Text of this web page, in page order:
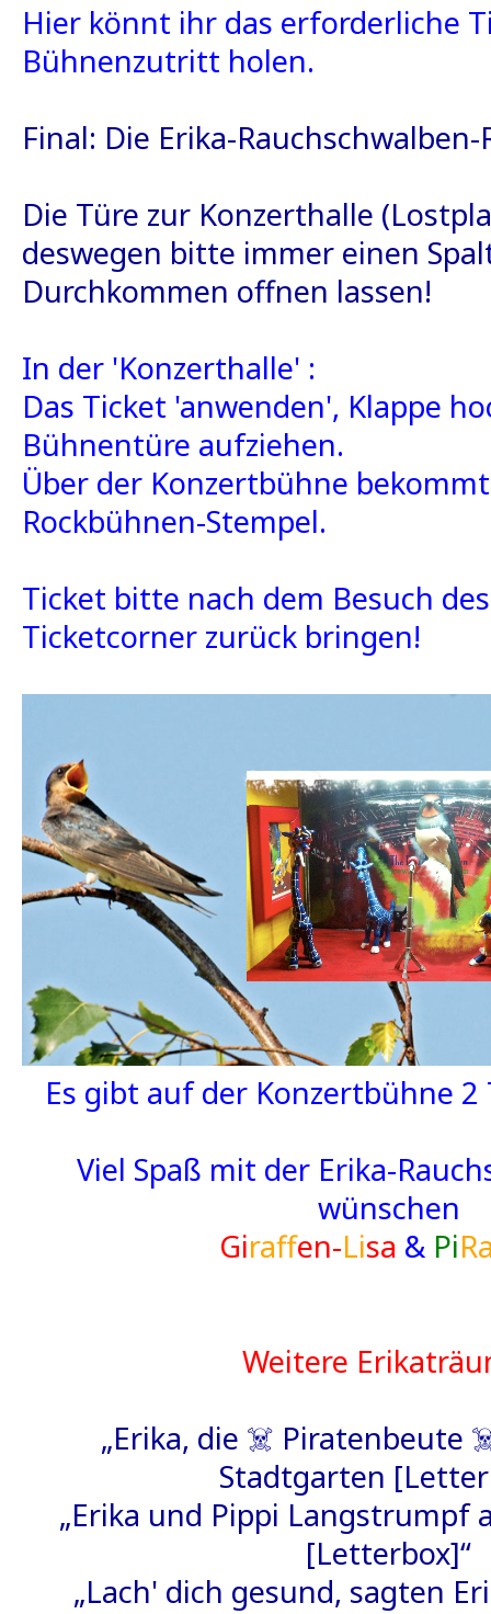
Hier könnt ihr das erforderliche
Bühnenzutritt holen.
Final: Die Erika-
Die Türe zur Konzerthalle
deswegen bitte immer einen
Durchkommen offnen lassen!
In der 'Konzerthalle' :
Das Ticket 'anwenden', Klappe
Bühnentüre aufziehen.
Über der Konzertbühne
Rockbühnen-Stempel.
Ticket bitte nach dem Besuch
Ticketcorner zurück bringen!
Es gibt auf der Konzertbühne 2
Viel Spaß mit der Erika-
wünschen
Giraffen-Lisa & Pi
Weitere
„Erika, die ☠️ Piratenbeute
Stadtgarten
„Erika und Pippi Langstrumpf
[Letterbox]“
„Lach' dich gesund, sagten